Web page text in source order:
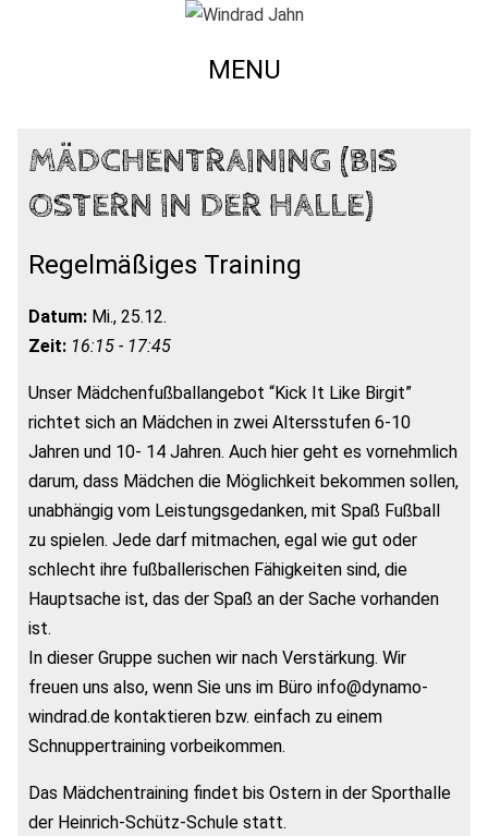
MENU
MÄDCHENTRAINING (BIS
OSTERN IN DER HALLE)
Regelmäßiges Training
Datum: Mi., 25.12.
Zeit: 16:15 - 17:45
Unser Mädchenfußballangebot “Kick It Like Birgit”
richtet sich an Mädchen in zwei Altersstufen 6-10
Jahren und 10- 14 Jahren. Auch hier geht es vornehmlich
darum, dass Mädchen die Möglichkeit bekommen sollen,
unabhängig vom Leistungsgedanken, mit Spaß Fußball
zu spielen. Jede darf mitmachen, egal wie gut oder
schlecht ihre fußballerischen Fähigkeiten sind, die
Hauptsache ist, das der Spaß an der Sache vorhanden
ist.
In dieser Gruppe suchen wir nach Verstärkung. Wir
freuen uns also, wenn Sie uns im Büro info@dynamo-
windrad.de kontaktieren bzw. einfach zu einem
Schnuppertraining vorbeikommen.
Das Mädchentraining findet bis Ostern in der Sporthalle
der Heinrich-Schütz-Schule statt.